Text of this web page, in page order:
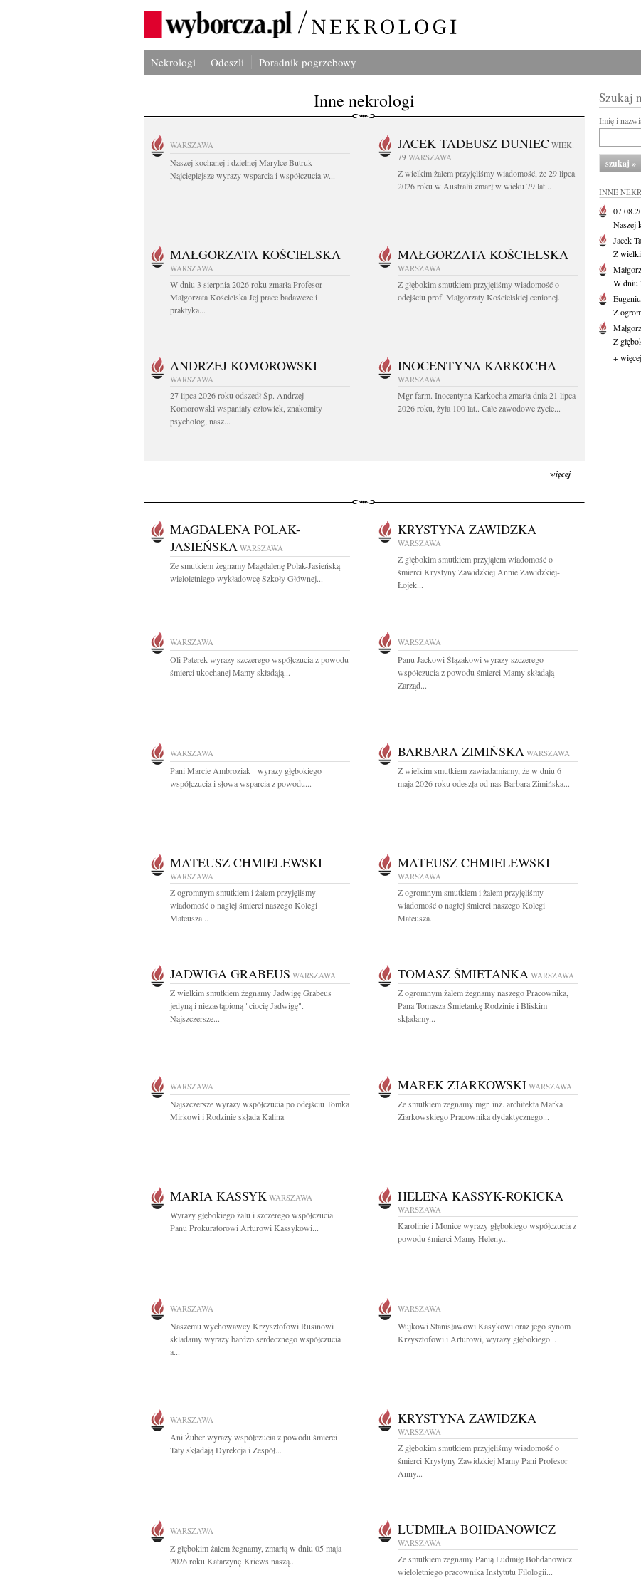
Nekrologi Odeszli Poradnik pogrzebowy
Inne nekrologi
WARSZAWA
Naszej kochanej i dzielnej Marylce Butruk
Najcieplejsze wyrazy wsparcia i współczucia w...
JACEK TADEUSZ DUNIEC WIEK:
79 WARSZAWA
Z wielkim żalem przyjęliśmy wiadomość, że 29 lipca
2026 roku w Australii zmarł w wieku 79 lat...
MAŁGORZATA KOŚCIELSKA
WARSZAWA
W dniu 3 sierpnia 2026 roku zmarła Profesor
Małgorzata Kościelska Jej prace badawcze i
praktyka...
MAŁGORZATA KOŚCIELSKA
WARSZAWA
Z głębokim smutkiem przyjęliśmy wiadomość o
odejściu prof. Małgorzaty Kościelskiej cenionej...
ANDRZEJ KOMOROWSKI
WARSZAWA
27 lipca 2026 roku odszedł Śp. Andrzej
Komorowski wspaniały człowiek, znakomity
psycholog, nasz...
INOCENTYNA KARKOCHA
WARSZAWA
Mgr farm. Inocentyna Karkocha zmarła dnia 21 lipca
2026 roku, żyła 100 lat.. Całe zawodowe życie...
więcej
MAGDALENA POLAK-
JASIEŃSKA WARSZAWA
Ze smutkiem żegnamy Magdalenę Polak-Jasieńską
wieloletniego wykładowcę Szkoły Głównej...
KRYSTYNA ZAWIDZKA
WARSZAWA
Z głębokim smutkiem przyjąłem wiadomość o
śmierci Krystyny Zawidzkiej Annie Zawidzkiej-
Łojek...
WARSZAWA
Oli Paterek wyrazy szczerego współczucia z powodu
śmierci ukochanej Mamy składają...
WARSZAWA
Panu Jackowi Ślązakowi wyrazy szczerego
współczucia z powodu śmierci Mamy składają
Zarząd...
WARSZAWA
Pani Marcie Ambroziak wyrazy głębokiego
współczucia i słowa wsparcia z powodu...
BARBARA ZIMIŃSKA WARSZAWA
Z wielkim smutkiem zawiadamiamy, że w dniu 6
maja 2026 roku odeszła od nas Barbara Zimińska...
MATEUSZ CHMIELEWSKI
WARSZAWA
Z ogromnym smutkiem i żalem przyjęliśmy
wiadomość o nagłej śmierci naszego Kolegi
Mateusza...
MATEUSZ CHMIELEWSKI
WARSZAWA
Z ogromnym smutkiem i żalem przyjęliśmy
wiadomość o nagłej śmierci naszego Kolegi
Mateusza...
JADWIGA GRABEUS WARSZAWA
Z wielkim smutkiem żegnamy Jadwigę Grabeus
jedyną i niezastąpioną "ciocię Jadwigę".
Najszczersze...
TOMASZ ŚMIETANKA WARSZAWA
Z ogromnym żalem żegnamy naszego Pracownika,
Pana Tomasza Śmietankę Rodzinie i Bliskim
składamy...
WARSZAWA
Najszczersze wyrazy współczucia po odejściu Tomka
Mirkowi i Rodzinie składa Kalina
MAREK ZIARKOWSKI WARSZAWA
Ze smutkiem żegnamy mgr. inż. architekta Marka
Ziarkowskiego Pracownika dydaktycznego...
MARIA KASSYK WARSZAWA
Wyrazy głębokiego żalu i szczerego współczucia
Panu Prokuratorowi Arturowi Kassykowi...
HELENA KASSYK-ROKICKA
WARSZAWA
Karolinie i Monice wyrazy głębokiego współczucia z
powodu śmierci Mamy Heleny...
WARSZAWA
Naszemu wychowawcy Krzysztofowi Rusinowi
skladamy wyrazy bardzo serdecznego współczucia
a...
WARSZAWA
Wujkowi Stanisławowi Kasykowi oraz jego synom
Krzysztofowi i Arturowi, wyrazy głębokiego...
WARSZAWA
Ani Żuber wyrazy współczucia z powodu śmierci
Taty składają Dyrekcja i Zespół...
KRYSTYNA ZAWIDZKA
WARSZAWA
Z głębokim smutkiem przyjęliśmy wiadomość o
śmierci Krystyny Zawidzkiej Mamy Pani Profesor
Anny...
WARSZAWA
Z głębokim żalem żegnamy, zmarłą w dniu 05 maja
2026 roku Katarzynę Kriews naszą...
LUDMIŁA BOHDANOWICZ
WARSZAWA
Ze smutkiem żegnamy Panią Ludmiłę Bohdanowicz
wieloletniego pracownika Instytutu Filologii...
Szukaj
Imię i
INNE
Naszej
Jacek
Z
W dniu
Z
Z
+ więcej